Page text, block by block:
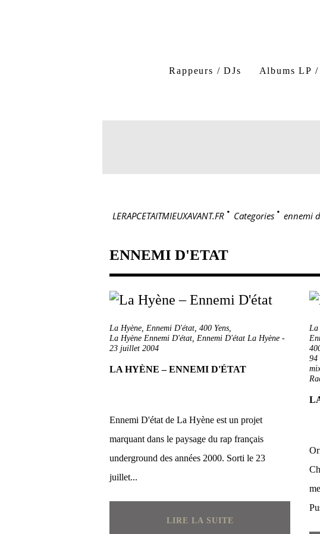
Rappeurs / DJs Albums LP
LERAPCETAITMIEUXAVANT.FR > Categories > ennemi
ENNEMI D'ETAT
La Hyène, Ennemi D'état, 400 Yens,
La Hyène Ennemi D'état, Ennemi D'état La Hyène -
23 juillet 2004
LA HYÈNE – ENNEMI D'ÉTAT
Ennemi D'état de La Hyène est un projet
marquant dans le paysage du rap français
underground des années 2000. Sorti le 23
juillet...
LIRE LA SUITE
La
94